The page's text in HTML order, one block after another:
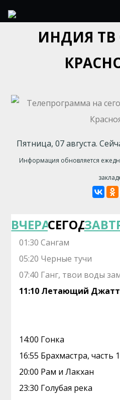
ИНДИЯ ТВ
Пятница, 07 августа.
Информация обновляется
ВЧЕРАСЕГОДНЯ
01:30 Сангам
05:20 Черные тучи
07:40 Ганг, твои воды
11:10 Летающий Джатт
14:00 Гонка
16:55 Брахмастра, часть
20:00 Рам и Лакхан
23:30 Голубая река